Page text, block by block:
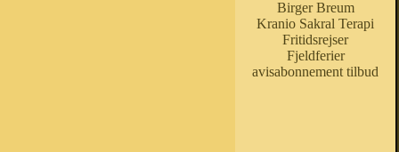
Birger Breum
Kranio Sakral Terapi
Fritidsrejser
Fjeldferier
avisabonnement tilbud